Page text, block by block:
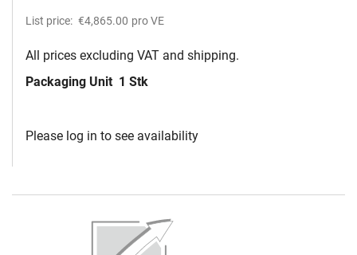
List price: €4,865.00 pro VE
All prices excluding VAT and shipping.
Packaging Unit 1 Stk
Please log in to see availability